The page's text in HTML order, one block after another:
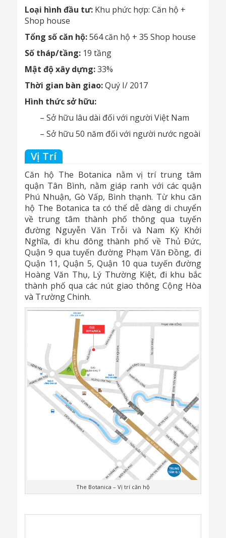
Loại hình đầu tư: Khu phức hợp: Căn hộ +
Shop house
Tổng số căn hộ:564 căn hộ + 35 Shop house
Số tháp/tầng: 19 tầng
Mật độ xây dựng:33%
Thời gian bàn giao:Quý I/ 2017
Hình thức sở hữu:
– Sở hữu lâu dài đối với người Việt Nam
– Sở hữu 50 năm đối với người nước ngoài
Vị Trí
Căn hộ The Botanica nằm vị trí trung tâm
quận Tân Bình, nằm giáp ranh với các quận
Phú Nhuận, Gò Vấp, Bình thạnh. Từ khu căn
hộ The Botanica ta có thể dễ dàng di chuyển
về trung tâm thành phố thông qua tuyến
đường Nguyễn Văn Trỗi và Nam Kỳ Khởi
Nghĩa, đi khu đông thành phố về Thủ Đức,
Quận 9 qua tuyến đường Phạm Văn Đồng, đi
Quận 11, Quận 5, Quận 10 qua tuyến đường
Hoàng Văn Thụ, Lý Thường Kiệt, đi khu bắc
thành phố qua các nút giao thông Cộng Hòa
và Trường Chinh.
The Botanica – Vị trí căn hộ